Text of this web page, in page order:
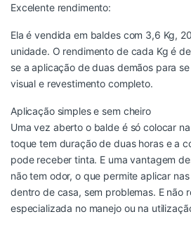
Excelente rendimento:
Ela é vendida em baldes com 3,6 Kg,
unidade. O rendimento de cada Kg é
se a aplicação de duas demãos para
visual e revestimento completo.
Aplicação simples e sem cheiro
Uma vez aberto o balde é só colocar
toque tem duração de duas horas e a
pode receber tinta. E uma vantagem
não tem odor, o que permite aplicar
dentro de casa, sem problemas. E não
especializada no manejo ou na